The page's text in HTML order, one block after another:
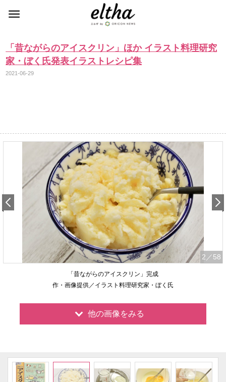
「昔ながらのアイスクリン」ほか イラスト料理研究
家・ぼく氏発表イラストレシピ集
2021-06-29
2 ／58
「昔ながらのアイスクリン」完成
作・画像提供／イラスト料理研究家・ぼく氏
他の画像をみる